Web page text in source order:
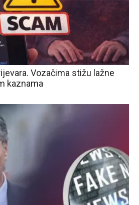
Vozačima stižu lažne
kaznama